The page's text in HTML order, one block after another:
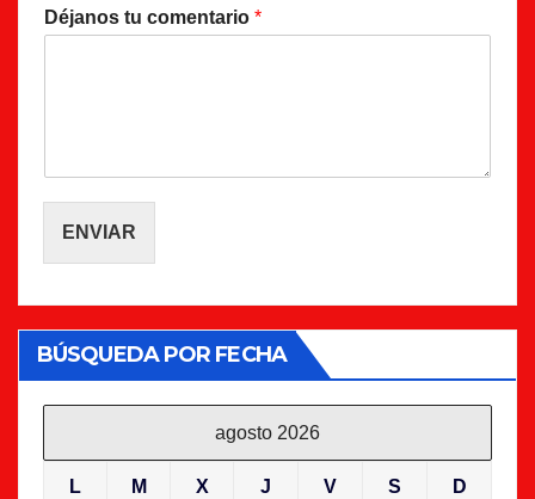
Déjanos tu comentario *
ENVIAR
BÚSQUEDA POR FECHA
agosto 2026
L M X J V S D